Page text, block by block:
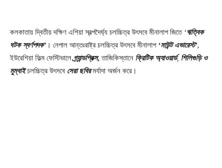
কলকাতায় দ্বিতীয় দক্ষিণ এশিয়া স্বল্পদৈর্ঘ্য চলচ্চিত্র উৎসবে মীনালাপ জিতে ‘ঋত্বিক
ঘটক স্বর্ণপদক’ । নেপাল আন্তঃরাষ্ট্র চলচ্চিত্র উৎসবে মীনালাপ ‘মাউন্ট এভারেস্ট’,
ইউরেশিয়া ফিল্ম ফেস্টিভালেগ্র্যান্ডপ্রিক্স, তাজিকিস্তানে ক্রিটিক অ্যাওয়ার্ড, শিলিগুড়ি ও
মুম্বাইচলচ্চিত্র উৎসবে সেরা ছবিরমর্যাদা অর্জন করে।